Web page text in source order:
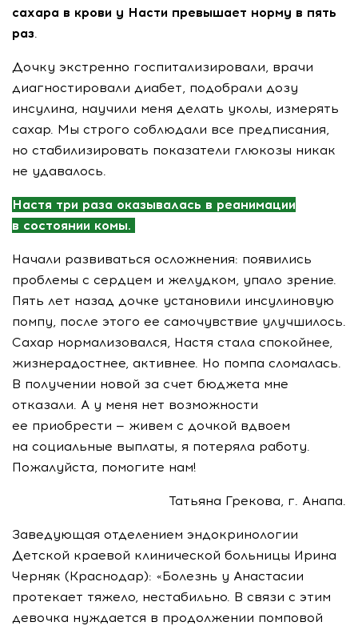
сахара в крови у Насти превышает норму в пять
раз.
Дочку экстренно госпитализировали, врачи
диагностировали диабет, подобрали дозу
инсулина, научили меня делать уколы, измерять
сахар. Мы строго соблюдали все предписания,
но стабилизировать показатели глюкозы никак
не удавалось.
Настя три раза оказывалась в реанимации
в состоянии комы.
Начали развиваться осложнения: появились
проблемы с сердцем и желудком, упало зрение.
Пять лет назад дочке установили инсулиновую
помпу, после этого ее самочувствие улучшилось.
Сахар нормализовался, Настя стала спокойнее,
жизнерадостнее, активнее. Но помпа сломалась.
В получении новой за счет бюджета мне
отказали. А у меня нет возможности
ее приобрести — живем с дочкой вдвоем
на социальные выплаты, я потеряла работу.
Пожалуйста, помогите нам!
Татьяна Грекова, г. Анапа.
Заведующая отделением эндокринологии
Детской краевой клинической больницы Ирина
Черняк (Краснодар): «Болезнь у Анастасии
протекает тяжело, нестабильно. В связи с этим
девочка нуждается в продолжении помповой